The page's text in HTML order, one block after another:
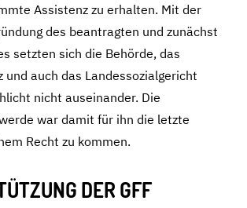
Assistenz zu erhalten. Mit der
des beantragten und zunächst
setzten sich die Behörde, das
und auch das Landessozialgericht
nicht auseinander. Die
war damit für ihn die letzte
Recht zu kommen.
DER GFF